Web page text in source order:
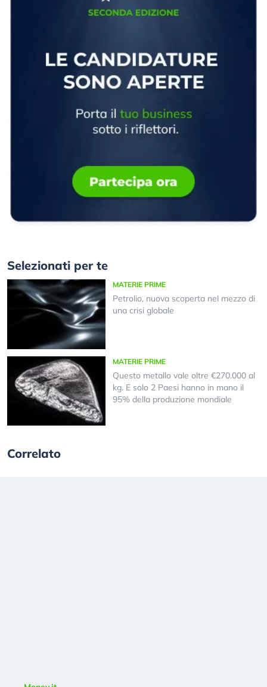
Selezionati per te
MATERIE PRIME
Petrolio, nuova scoperta nel mezzo di
una crisi globale
MATERIE PRIME
Questo metallo vale oltre €270.000 al
kg. E solo 2 Paesi hanno in mano il
95% della produzione mondiale
Correlato